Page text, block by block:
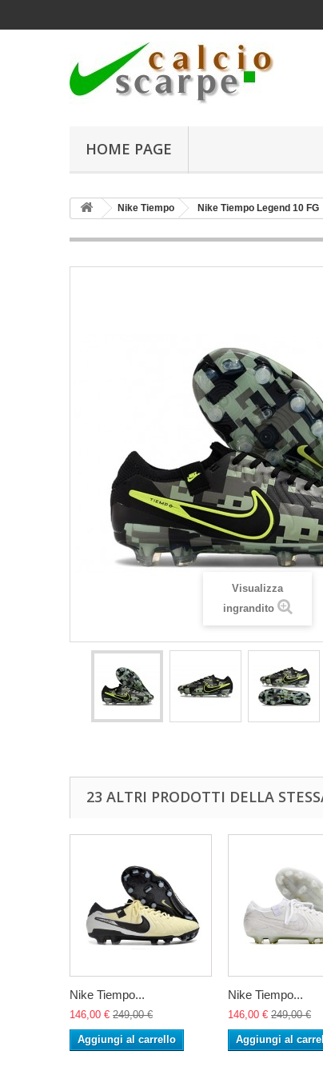
HOME PAGE
Nike Tiempo Nike Tiempo Legend 10 FG
Visualizza
ingrandito
23 ALTRI PRODOTTI DELLA
Nike Tiempo...
146,00 € 249,00 €
Aggiungi al carrello
Nike Tiempo...
146,00 € 249,00 €
Aggiungi al